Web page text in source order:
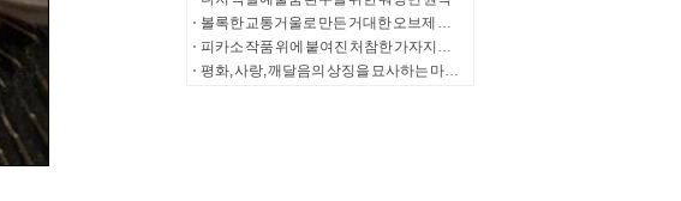
볼록한 교통거울로 만든 거대한 오브제 작품 ORB
피카소 작품 위에 붙여진 처참한 가자지구 모자 사진
평화, 사랑, 깨달음의 상징을 묘사하는 마이클 베니스티